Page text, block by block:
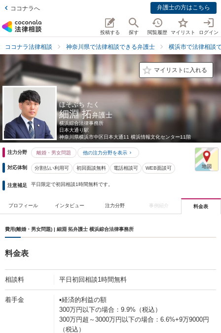
ココナラへ 弁護士の方はこちら
投稿する 探す 閲覧履歴 マイリスト ログイン
ココナラ法律相談 神奈川県で法律相談できる弁護士 横浜市で法律相談
マイリストに入れる
ほそぶち たく
細淵 拓弁護士
横浜綜合法律事務所
日本大通り駅
神奈川県横浜市中区日本大通11 横浜情報文化センター11階
注力分野 離婚・男女問題 他の注力分野を表示
対応体制 分割払い利用可 初回面談無料 電話相談可 WEB面談可
注意補足 平日限定で初回相談1時間無料です。
プロフィール インタビュー 注力分野 事例紹介 料金表
費用(離婚・男女問題) | 細淵 拓弁護士 横浜綜合法律事務所
料金表
相談料 平日初回相談1時間無料
着手金
▪️経済的利益の額
300万円以下の場合：9.9%（税込）
300万円超～3000万円以下の場合：6.6%+9万9000円
（税込）